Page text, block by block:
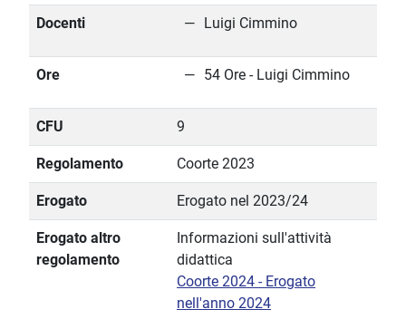
Docenti Luigi Cimmino
Ore 54 Ore - Luigi Cimmino
CFU 9
Regolamento Coorte 2023
Erogato Erogato nel 2023/24
Erogato altro
regolamento
Informazioni sull'attività
didattica
Coorte 2024 - Erogato
nell'anno 2024